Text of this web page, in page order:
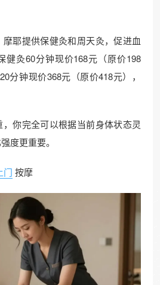
耶提供保健灸和周天灸，促进血
健灸60分钟现价168元（原价198
分钟现价368元（原价418元），
你完全可以根据当前身体状态灵
度更重要。
门 按摩